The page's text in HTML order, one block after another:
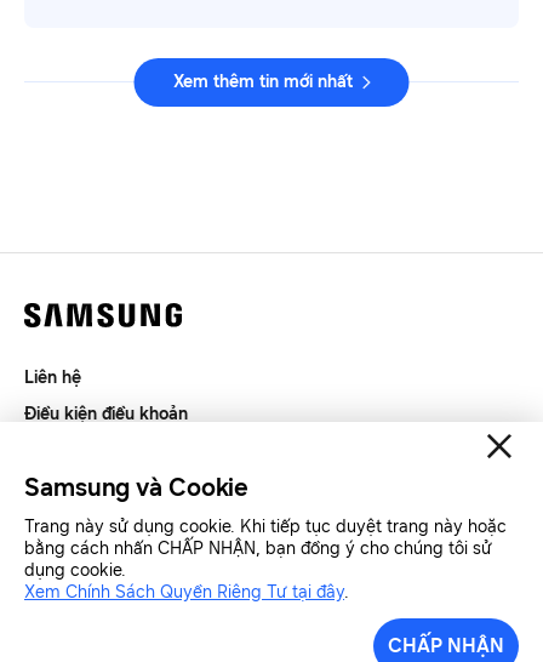
Xem thêm tin mới nhất
Liên hệ
Điều kiện điều khoản
SAMSUNG.COM
Copyright© SAMSUNG All Rights Reserved.
Samsung Xin chào
Samsung và Cookie
Trang này sử dụng cookie. Khi tiếp tục duyệt trang này hoặc
bằng cách nhấn CHẤP NHẬN, bạn đồng ý cho chúng tôi sử
dụng cookie.
Xem Chính Sách Quyền Riêng Tư tại đây.
CHẤP NHẬN